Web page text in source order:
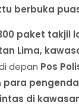
berbuka
paket takjil
Lima,
depan Pos
para
di